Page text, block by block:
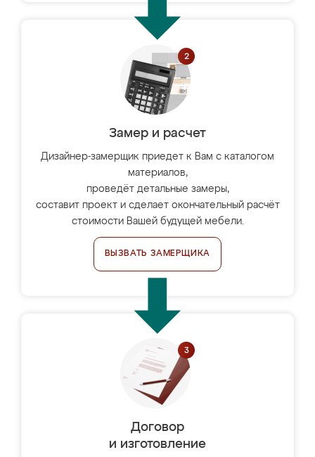
Замер и расчет
Дизайнер-замерщик приедет к Вам с каталогом
материалов,
проведёт детальные замеры,
составит проект и сделает окончательный расчёт
стоимости Вашей будущей мебели.
ВЫЗВАТЬ ЗАМЕРЩИКА
Договор
и изготовление